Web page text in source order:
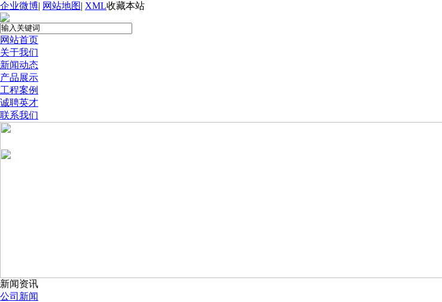
企业微博| 网站地图| XML收藏本站
网站首页
关于我们
新闻动态
产品展示
工程案例
诚聘英才
联系我们
新闻资讯
公司新闻